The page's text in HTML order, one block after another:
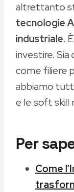
altrettanto
tecnologie
industriale.
investire. Sia
come filiere
abbiamo
e le soft skill
Per
Come